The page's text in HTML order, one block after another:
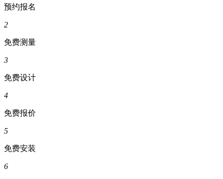
预约报名
2
免费测量
3
免费设计
4
免费报价
5
免费安装
6